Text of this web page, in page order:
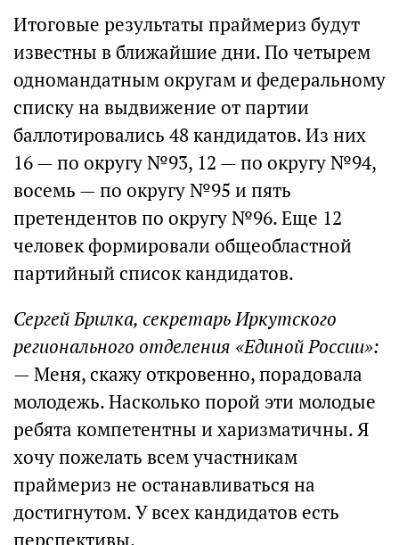
Итоговые результаты праймериз будут
известны в ближайшие дни. По четырем
одномандатным округам и федеральному
списку на выдвижение от партии
баллотировались 48 кандидатов. Из них
16 — по округу №93, 12 — по округу №94,
восемь — по округу №95 и пять
претендентов по округу №96. Еще 12
человек формировали общеобластной
партийный список кандидатов.
Сергей Брилка, секретарь Иркутского
регионального отделения «Единой России»:
— Меня, скажу откровенно, порадовала
молодежь. Насколько порой эти молодые
ребята компетентны и харизматичны. Я
хочу пожелать всем участникам
праймериз не останавливаться на
достигнутом. У всех кандидатов есть
перспективы.